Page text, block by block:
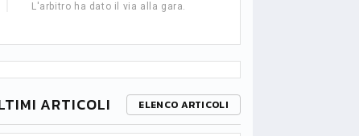
L'arbitro ha dato il via alla gara.
ARTICOLI ELENCO ARTICOLI